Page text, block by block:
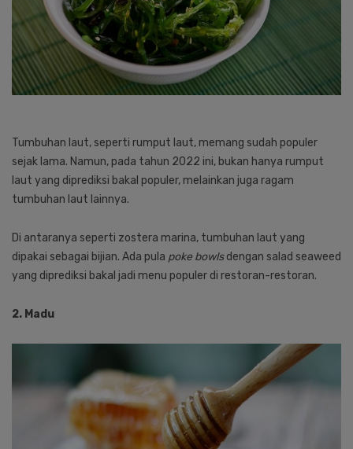
Tumbuhan laut, seperti rumput laut, memang sudah populer
sejak lama. Namun, pada tahun 2022 ini, bukan hanya rumput
laut yang diprediksi bakal populer, melainkan juga ragam
tumbuhan laut lainnya.
Di antaranya seperti zostera marina, tumbuhan laut yang
dipakai sebagai bijian. Ada pula poke bowlsdengan salad seaweed
yang diprediksi bakal jadi menu populer di restoran-restoran.
2. Madu